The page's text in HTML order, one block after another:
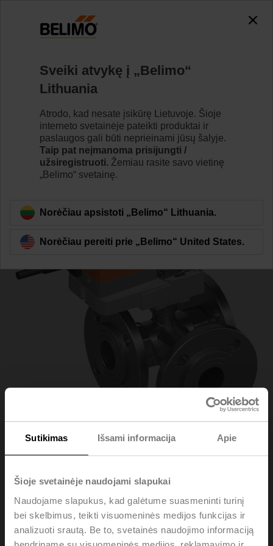
Sutikimas Išsami informacija Apie
Šioje svetainėje naudojami slapukai
Naudojame slapukus, kad galėtume suasmeninti turinį
bei skelbimus, teikti visuomeninės medijos funkcijas ir
analizuoti srautą. Be to, svetainės naudojimo informaciją
R7032R-B3+NR24A-MP
Learn more
R7032R-B3+NR24A-
MP
Sveiki atvykę į „Belimo“
Lithuania
Atrodo, kad nesate įsikūrę Lietuvoje. Šioje
interneto svetainėje pateikti produktai ir
paslaugos gali būti neprieinami jūsų šalyje.
Taip pat neįmanoma prisijungti /
užsiregistruoti. Žemiau rasite savo vietinę
„Belimo“ svetainę.
Norėčiau apsistoti „Belimo“ Lithuania.
Norėčiau pereiti prie „Belimo“ United States.